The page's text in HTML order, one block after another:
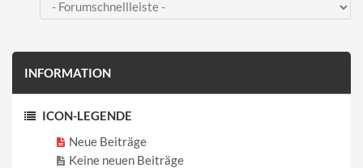
INFORMATION
ICON-LEGENDE
Neue Beiträge
Keine neuen Beiträge